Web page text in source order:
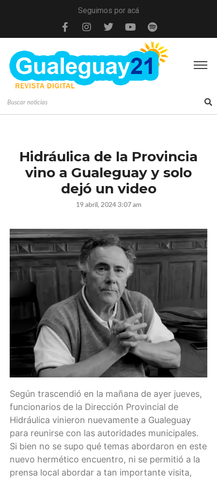
Seguimos por acá
Hidráulica de la Provincia
vino a Gualeguay y solo
dejó un video
19 abril, 2024 3:07 am
Según trascendió en la mañana de ayer jueves,
funcionarios de la Dirección Provincial de
Hidráulica vinieron nuevamente a Gualeguay
para reunirse con las autoridades municipales.
Si bien no se supo qué temas abordaron en este
nuevo hermético encuentro, ni se permitió a la
prensa local abordar a tan importante visita,